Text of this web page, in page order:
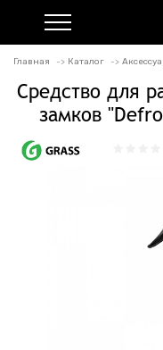
Главная Каталог
Средство для
замков